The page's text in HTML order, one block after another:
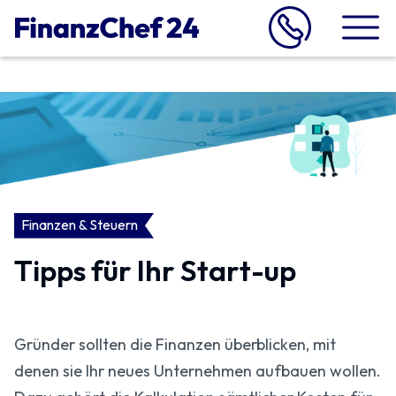
Finanzen & Steuern
Tipps für Ihr Start-up
Gründer sollten die Finanzen überblicken, mit
denen sie Ihr neues Unternehmen aufbauen wollen.